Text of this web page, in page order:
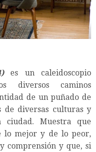
es un caleidoscopio
diversos caminos
de un puñado de
de diversas culturas y
Muestra que
lo mejor y de lo peor,
comprensión y que, si